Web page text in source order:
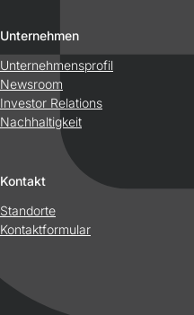
Unternehmen
Unternehmensprofil
Newsroom
Investor Relations
Nachhaltigkeit
Kontakt
Standorte
Kontaktformular